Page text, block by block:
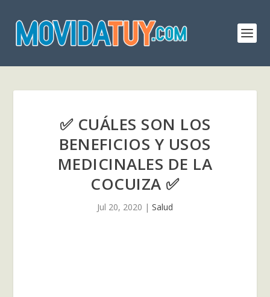
✅ CUÁLES SON LOS
BENEFICIOS Y USOS
MEDICINALES DE LA
COCUIZA ✅
Jul 20, 2020 | Salud